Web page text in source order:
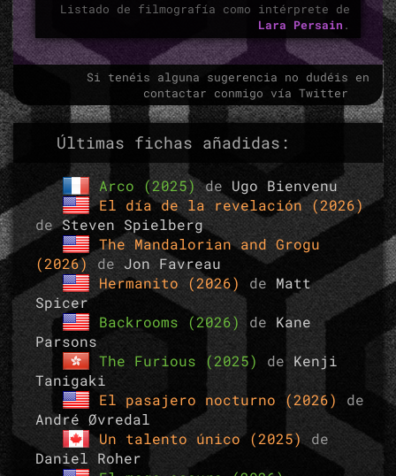
Listado de filmografía como intérprete de
Lara Persain .
Si tenéis alguna sugerencia no dudéis en
contactar conmigo vía Twitter
Últimas fichas añadidas:
Arco (2025)de Ugo Bienvenu
El día de la revelación (2026)
deSteven Spielberg
The Mandalorian and Grogu
(2026) de Jon Favreau
Hermanito (2026) de Matt
Spicer
Backrooms (2026) de Kane
Parsons
The Furious (2025) de Kenji
Tanigaki
El pasajero nocturno (2026) de
André Øvredal
Un talento único (2025)de
Daniel Roher